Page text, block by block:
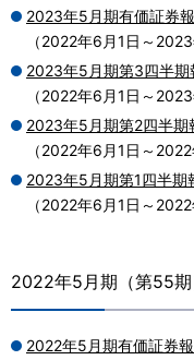
2023年5月期有価証券
（2022年6月1日～
2023年5月期第3四半期
（2022年6月1日～
2023年5月期第2四半期
（2022年6月1日～2022
2023年5月期第1四半期
（2022年6月1日～2022
2022年5月期（第55期
2022年5月期有価証券